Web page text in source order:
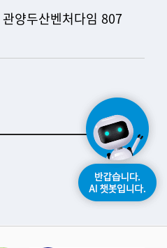
양두산벤처다임 807